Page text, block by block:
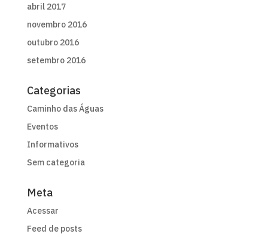
abril 2017
novembro 2016
outubro 2016
setembro 2016
Categorias
Caminho das Águas
Eventos
Informativos
Sem categoria
Meta
Acessar
Feed de posts